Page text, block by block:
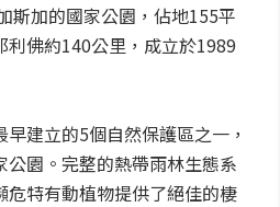
斯加的國家公園，佔地155平
利佛約140公里，成立於1989
建立的5個自然保護區之一，
園。完整的熱帶雨林生態系
特有動植物提供了絕佳的棲